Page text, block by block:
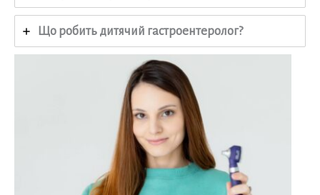
Що робить дитячий гастроентеролог?